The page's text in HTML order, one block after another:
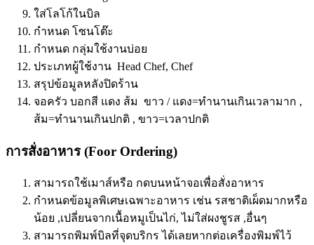
ใส่โลโก้ในบิล
กำหนด โซนโต๊ะ
กำหนด กลุ่มใช้งานบ่อย
ประเภทผู้ใช้งาน Head Chef, Chef
สรุปข้อมูลหลังปิดร้าน
จอครัว บอกสี แดง ส้ม ขาว / แดง=ทำนานเกินเวลามาก ,
ส้ม=ทำนานเกินปกติ , ขาว=เวลาปกติ
การสั่งอาหาร (Foor Ordering)
สามารถใช้เมาส์หรือ กดบนหน้าจอเพื่อสั่งอาหาร
กำหนดข้อมูลพิเศษเฉพาะอาหาร เช่น รสชาติเผ็ดมากหรือ
น้อย ,เปลี่ยนจากเนื้อหมูเป็นไก่, ไม่ใส่ผงชูรส ,อื่นๆ
สามารถพิมพ์บิลที่จุดบริกร ได้เลยหากต่อเครื่องพิมพ์ไว้